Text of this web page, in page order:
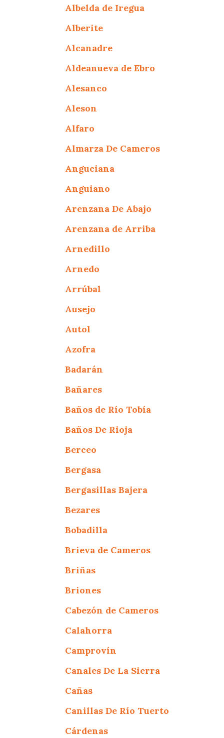
Albelda de Iregua
Alberite
Alcanadre
Aldeanueva de Ebro
Alesanco
Aleson
Alfaro
Almarza De Cameros
Anguciana
Anguiano
Arenzana De Abajo
Arenzana de Arriba
Arnedillo
Arnedo
Arrúbal
Ausejo
Autol
Azofra
Badarán
Bañares
Baños de Río Tobía
Baños De Rioja
Berceo
Bergasa
Bergasillas Bajera
Bezares
Bobadilla
Brieva de Cameros
Briñas
Briones
Cabezón de Cameros
Calahorra
Camprovín
Canales De La Sierra
Cañas
Canillas De Río Tuerto
Cárdenas